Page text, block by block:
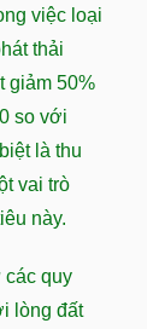
việc loại
thải
giảm 50%
so với
là thu
vai trò
này.
các quy
lòng đất